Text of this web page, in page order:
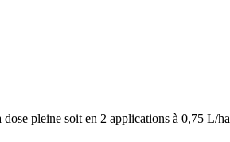
pleine soit en 2 applications à 0,75 L/